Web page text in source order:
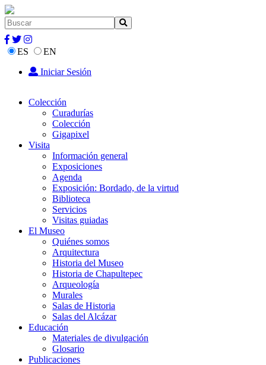
ES
EN
Iniciar Sesión
Colección
Curadurías
Colección
Gigapixel
Visita
Información general
Exposiciones
Agenda
Exposición: Bordado, de la virtud
Biblioteca
Servicios
Visitas guiadas
El Museo
Quiénes somos
Arquitectura
Historia del Museo
Historia de Chapultepec
Arqueología
Murales
Salas de Historia
Salas del Alcázar
Educación
Materiales de divulgación
Glosario
Publicaciones